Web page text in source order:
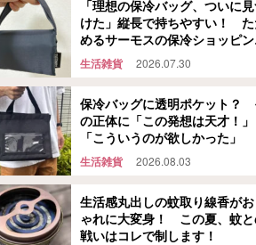
「理想の保冷バッグ、ついに
けた」縦長で持ちやすい！ た
めるサーモスの保冷ショッピ
バッグ
生活雑貨 2026.07.30
保冷バッグに透明ポケット？
の正体に「この発想は天才！」
「こういうのが欲しかった」
生活雑貨 2026.08.03
生活感丸出しの蚊取り線香が
ゃれに大変身！ この夏、蚊
戦いはコレで制します！